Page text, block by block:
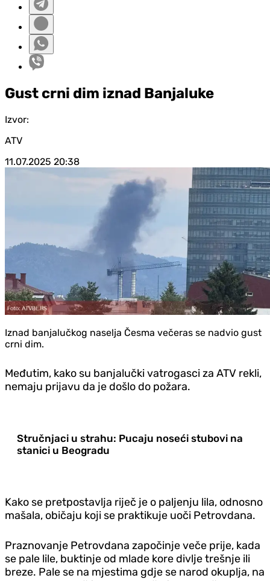
Gust crni dim iznad Banjaluke
Izvor:
ATV
11.07.2025 20:38
Iznad banjalučkog naselja Česma večeras se nadvio gust
crni dim.
Međutim, kako su banjalučki vatrogasci za ATV rekli,
nemaju prijavu da je došlo do požara.
Stručnjaci u strahu: Pucaju noseći stubovi na
stanici u Beogradu
Kako se pretpostavlja riječ je o paljenju lila, odnosno
mašala, običaju koji se praktikuje uoči Petrovdana.
Praznovanje Petrovdana započinje veče prije, kada
se pale lile, buktinje od mlade kore divlje trešnje ili
breze. Pale se na mjestima gdje se narod okuplja, na